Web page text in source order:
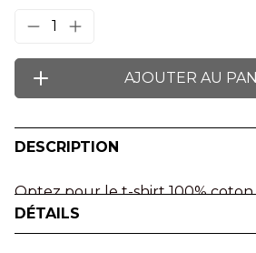
1
AJOUTER AU
DESCRIPTION
Optez pour le t-shirt 100%
couleurs de votre équipe de
Armées. Ce tee-shirt est
DÉTAILS